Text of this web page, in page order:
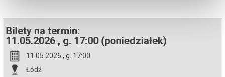
Bilety na termin:
11.05.2026 , g. 17:00 (poniedziałek)
11.05.2026 , g. 17:00
Łódź